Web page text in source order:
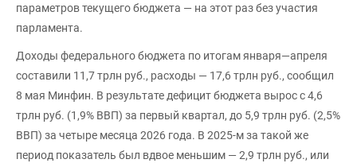
параметров текущего бюджета — на этот раз без участия
парламента.
Доходы федерального бюджета по итогам января—апреля
составили 11,7 трлн руб., расходы — 17,6 трлн руб., сообщил
8 мая Минфин. В результате дефицит бюджета вырос с 4,6
трлн руб. (1,9% ВВП) за первый квартал, до 5,9 трлн руб. (2,5%
ВВП) за четыре месяца 2026 года. В 2025-м за такой же
период показатель был вдвое меньшим — 2,9 трлн руб., или